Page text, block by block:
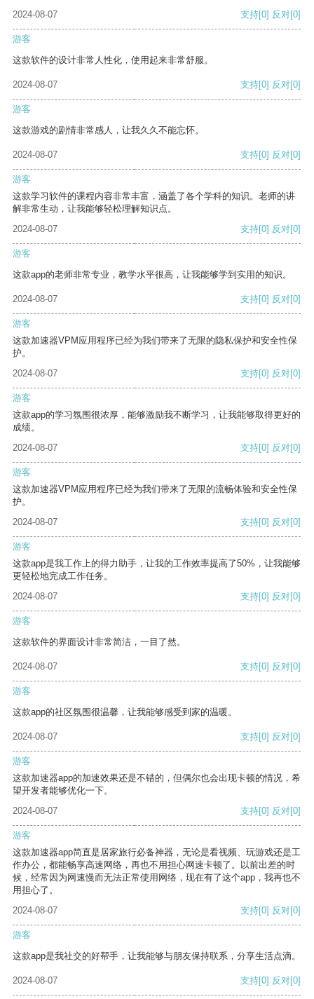
2024-08-07 支持[0] 反对[0]
游客
这款软件的设计非常人性化，使用起来非常舒服。
2024-08-07 支持[0] 反对[0]
游客
这款游戏的剧情非常感人，让我久久不能忘怀。
2024-08-07 支持[0] 反对[0]
游客
这款学习软件的课程内容非常丰富，涵盖了各个学科的知识。老师的讲
解非常生动，让我能够轻松理解知识点。
2024-08-07
支持[0] 反对[0]
游客
这款app的老师非常专业，教学水平很高，让我能够学到实用的知识。
2024-08-07 支持[0] 反对[0]
游客
这款加速器VPM应用程序已经为我们带来了无限的隐私保护和安全性保
护。
2024-08-07
支持[0] 反对[0]
游客
这款app的学习氛围很浓厚，能够激励我不断学习，让我能够取得更好的
成绩。
2024-08-07
支持[0] 反对[0]
游客
这款加速器VPM应用程序已经为我们带来了无限的流畅体验和安全性保
护。
2024-08-07
支持[0] 反对[0]
游客
这款app是我工作上的得力助手，让我的工作效率提高了50%，让我能够
更轻松地完成工作任务。
2024-08-07
支持[0] 反对[0]
游客
这款软件的界面设计非常简洁，一目了然。
2024-08-07 支持[0] 反对[0]
游客
这款app的社区氛围很温馨，让我能够感受到家的温暖。
2024-08-07 支持[0] 反对[0]
游客
这款加速器app的加速效果还是不错的，但偶尔也会出现卡顿的情况，希
望开发者能够优化一下。
2024-08-07
支持[0] 反对[0]
游客
这款加速器app简直是居家旅行必备神器，无论是看视频、玩游戏还是工
作办公，都能畅享高速网络，再也不用担心网速卡顿了。以前出差的时
候，经常因为网速慢而无法正常使用网络，现在有了这个app，我再也不
用担心了。
2024-08-07
支持[0] 反对[0]
游客
这款app是我社交的好帮手，让我能够与朋友保持联系，分享生活点滴。
2024-08-07 支持[0] 反对[0]